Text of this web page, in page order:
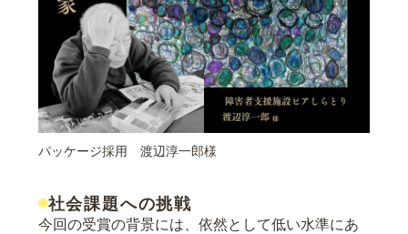
パッケージ採用 渡辺淳一郎様
社会課題への挑戦
今回の受賞の背景には、依然として低い水準にあ